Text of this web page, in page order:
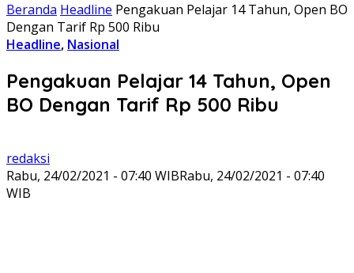
Beranda Headline Pengakuan Pelajar 14 Tahun, Open BO
Dengan Tarif Rp 500 Ribu
Headline, Nasional
Pengakuan Pelajar 14 Tahun, Open
BO Dengan Tarif Rp 500 Ribu
redaksi
Rabu, 24/02/2021 - 07:40 WIBRabu, 24/02/2021 - 07:40
WIB